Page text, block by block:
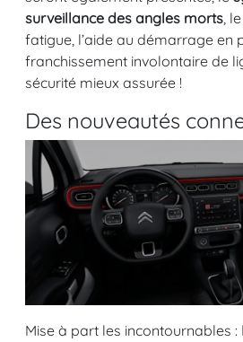
surveillance des angles morts ,
fatigue, l’aide au démarrage en
franchissement involontaire de
sécurité mieux assurée !
Des nouveautés
Mise à part les incontournables :